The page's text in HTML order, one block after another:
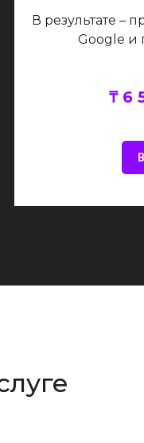
В результате –
Google и
₸ 6